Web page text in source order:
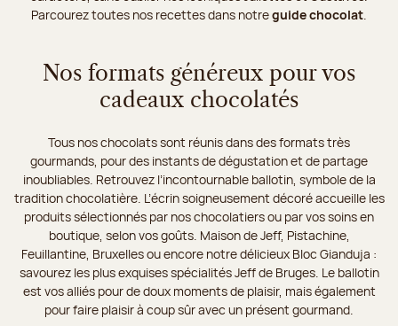
Parcourez toutes nos recettes dans notreguide chocolat
Nos formats généreux pour vos
cadeaux chocolatés
Tous nos chocolats sont réunis dans des formats très
gourmands, pour des instants de dégustation et de partage
inoubliables. Retrouvez l’incontournable ballotin, symbole de la
tradition chocolatière. L’écrin soigneusement décoré accueille les
produits sélectionnés par nos chocolatiers ou par vos soins en
boutique, selon vos goûts. Maison de Jeff, Pistachine,
Feuillantine, Bruxelles ou encore notre délicieux Bloc Gianduja :
savourez les plus exquises spécialités Jeff de Bruges. Le ballotin
est vos alliés pour de doux moments de plaisir, mais également
pour faire plaisir à coup sûr avec un présent gourmand.